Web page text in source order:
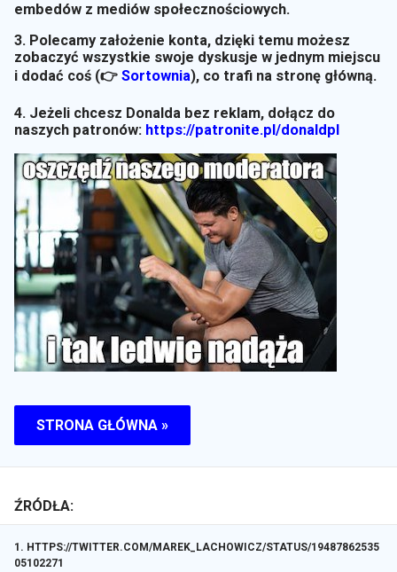
embedów z mediów społecznościowych.
3. Polecamy założenie konta, dzięki temu możesz
zobaczyć wszystkie swoje dyskusje w jednym miejscu
i dodać coś (👉 Sortownia), co trafi na stronę główną.
4. Jeżeli chcesz Donalda bez reklam, dołącz do
naszych patronów: https://patronite.pl/donaldpl
STRONA GŁÓWNA »
ŹRÓDŁA:
1 . HTTPS://TWITTER.COM/MAREK_LACHOWICZ/STATUS/19487862535
05102271